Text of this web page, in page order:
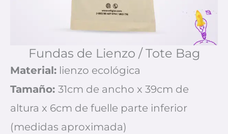
Fundas de Lienzo / Tote Bag
Material: lienzo ecológica
Tamaño: 31cm de ancho x 39cm de
altura x 6cm de fuelle parte inferior
(medidas aproximada)